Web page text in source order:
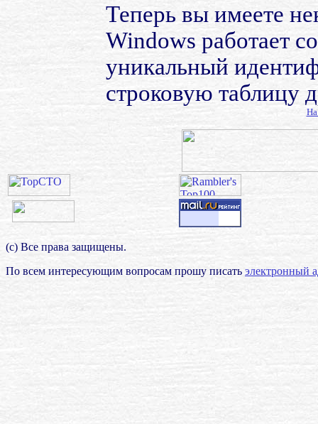
Теперь вы имеете
Windows работает
уникальный
строковую таблицу
(с) Все права защищены.
По всем интересующим вопросам прошу писать электронный